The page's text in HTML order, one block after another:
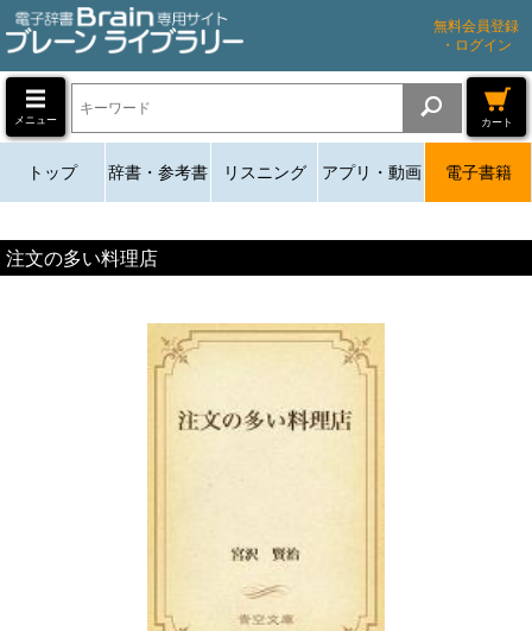
無料会員登録
・ログイン
メニュー カート
トップ 辞書・参考書 リスニング アプリ・動画 電子書籍
注文の多い料理店